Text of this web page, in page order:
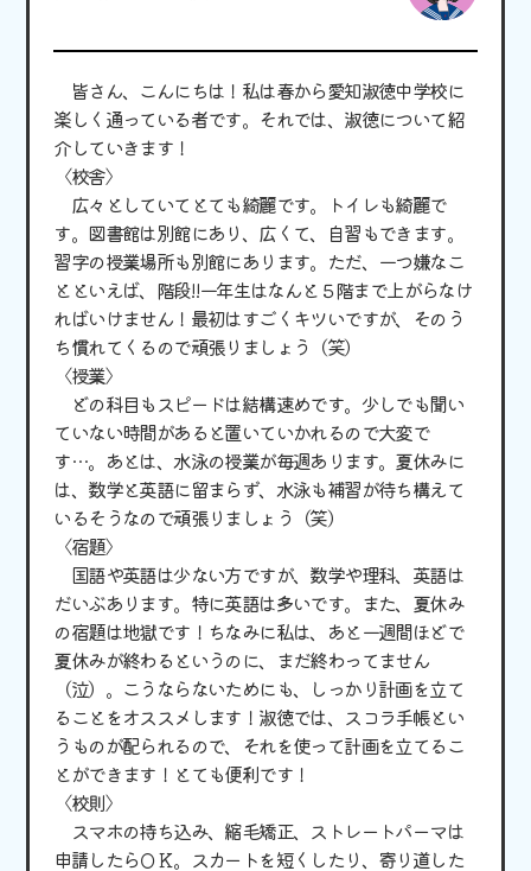
皆さん、こんにちは！私は春から愛知淑徳中学校に
楽しく通っている者です。それでは、淑徳について紹
介していきます！
〈校舎〉
広々としていてとても綺麗です。トイレも綺麗で
す。図書館は別館にあり、広くて、自習もできます。
習字の授業場所も別館にあります。ただ、一つ嫌なこ
とといえば、階段! !一年生はなんと５階まで上がらなけ
ればいけません！最初はすごくキツいですが、そのう
ち慣れてくるので頑張りましょう（笑）
〈授業〉
どの科目もスピードは結構速めです。少しでも聞い
ていない時間があると置いていかれるので大変で
す…。あとは、水泳の授業が毎週あります。夏休みに
は、数学と英語に留まらず、水泳も補習が待ち構えて
いるそうなので頑張りましょう（笑）
〈宿題〉
国語や英語は少ない方ですが、数学や理科、英語は
だいぶあります。特に英語は多いです。また、夏休み
の宿題は地獄です！ちなみに私は、あと一週間ほどで
夏休みが終わるというのに、まだ終わってません
（泣）。こうならないためにも、しっかり計画を立て
ることをオススメします！淑徳では、スコラ手帳とい
うものが配られるので、それを使って計画を立てるこ
とができます！とても便利です！
〈校則〉
スマホの持ち込み、縮毛矯正、ストレートパーマは
申請したらＯＫ。スカートを短くしたり、寄り道した